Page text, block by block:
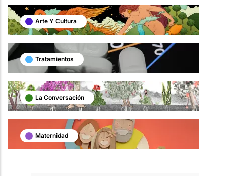
Arte Y Cultura
Tratamientos
La Conversación
Maternidad